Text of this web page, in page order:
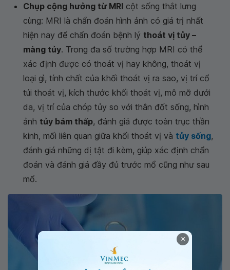
Chụp cộng hưởng từ MRI cột sống thắt lưng
cùng: MRI là chẩn đoán hình ảnh có giá trị nhất
hiện nay để chẩn đoán bệnh lý thoát vị tủy –
màng tủy. Trong đa số trường hợp MRI có thể
xác định được có thoát vị hay không, thoát vị
loại gì, tính chất của khối thoát vị ra sao, vị trí cổ
túi thoát vị, kích thước khối thoát vị, mô mỡ dưới
da, vị trí của chóp tủy so với thân đốt sống, hình
ảnh tủy bám thấp, đánh giá được toàn trục thần
kinh, mối liên quan giữa khối thoát vị và tủy sống,
đánh giá những dị tật đi kèm, giúp xác định chẩn
đoán và đánh giá đầy đủ trước mổ cũng như sau
mổ.
×